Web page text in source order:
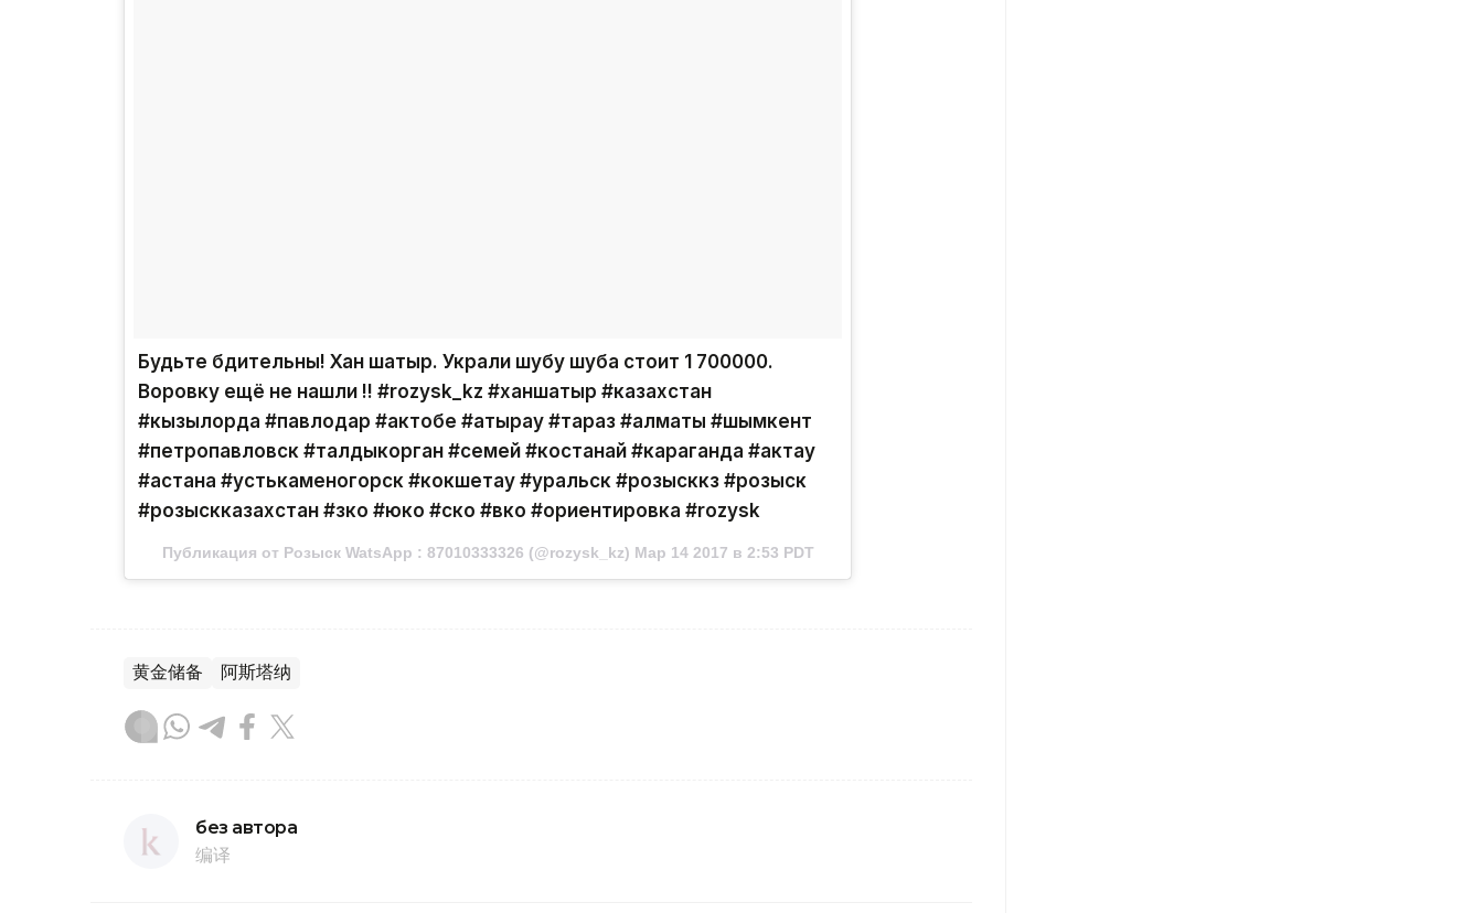
Будьте бдительны! Хан шатыр. Украли шубу шуба стоит 1 700000.
Воровку ещё не нашли !! #rozysk_kz #ханшатыр #казахстан
#кызылорда #павлодар #актобе #атырау #тараз #алматы #шымкент
#петропавловск #талдыкорган #семей #костанай #караганда #актау
#астана #устькаменогорск #кокшетау #уральск #розысккз #розыск
#розыскказахстан #зко #юко #ско #вко #ориентировка #rozysk
Публикация от Розыск WatsApp : 87010333326 (@rozysk_kz) Мар 14 2017 в 2:53 PDT
黄金储备 阿斯塔纳
без автора
编译